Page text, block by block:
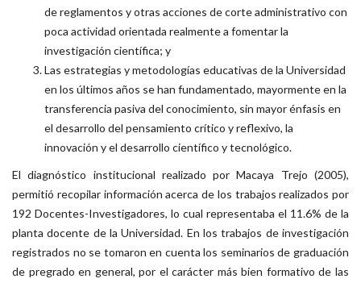
de reglamentos y otras acciones de corte administrativo con
poca actividad orientada realmente a fomentar la
investigación científica; y
Las estrategias y metodologías educativas de la Universidad
en los últimos años se han fundamentado, mayormente en la
transferencia pasiva del conocimiento, sin mayor énfasis en
el desarrollo del pensamiento crítico y reflexivo, la
innovación y el desarrollo científico y tecnológico.
El diagnóstico institucional realizado por Macaya Trejo (2005),
permitió recopilar información acerca de los trabajos realizados por
192 Docentes-Investigadores, lo cual representaba el 11.6% de la
planta docente de la Universidad. En los trabajos de investigación
registrados no se tomaron en cuenta los seminarios de graduación
de pregrado en general, por el carácter más bien formativo de las